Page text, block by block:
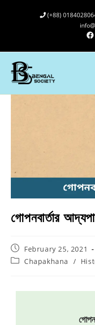
(+88)
গোপনবার্তার
February 25, 2021
Chapakhana
/